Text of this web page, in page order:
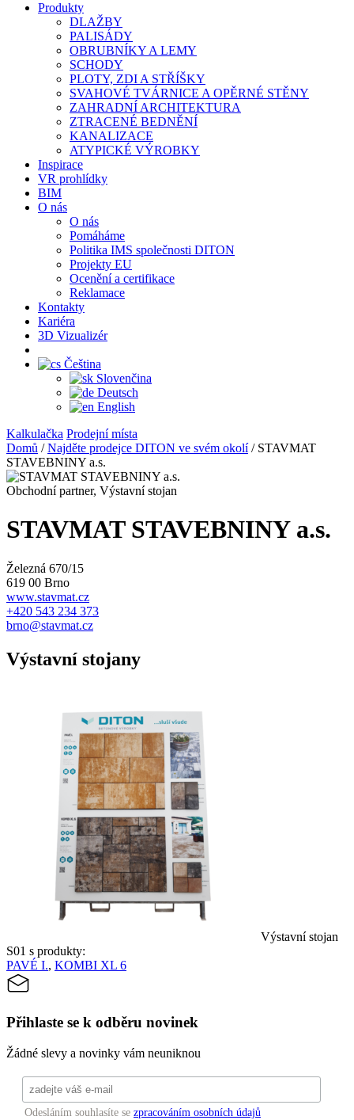
Produkty
DLAŽBY
PALISÁDY
OBRUBNÍKY A LEMY
SCHODY
PLOTY, ZDI A STŘÍŠKY
SVAHOVÉ TVÁRNICE A OPĚRNÉ STĚNY
ZAHRADNÍ ARCHITEKTURA
ZTRACENÉ BEDNĚNÍ
KANALIZACE
ATYPICKÉ VÝROBKY
Inspirace
VR prohlídky
BIM
O nás
O nás
Pomáháme
Politika IMS společnosti DITON
Projekty EU
Ocenění a certifikace
Reklamace
Kontakty
Kariéra
3D Vizualizér
Čeština
Slovenčina
Deutsch
English
Kalkulačka Prodejní místa
Domů /Najděte prodejce DITON ve svém okolí/ STAVMAT
STAVEBNINY a.s.
Obchodní partner, Výstavní stojan
STAVMAT STAVEBNINY a.s.
Železná 670/15
619 00 Brno
www.stavmat.cz
+420 543 234 373
brno@stavmat.cz
Výstavní stojany
Výstavní stojan
S01 s produkty:
PAVÉ I., KOMBI XL 6
Přihlaste se k odběru novinek
Žádné slevy a novinky vám neuniknou
Odesláním souhlasíte se zpracováním osobních údajů